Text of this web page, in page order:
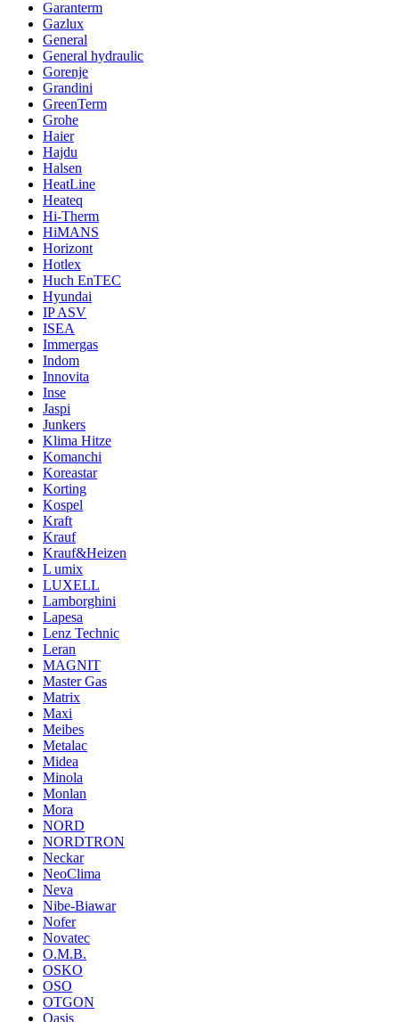
Garanterm
Gazlux
General
General hydraulic
Gorenje
Grandini
GreenTerm
Grohe
Haier
Hajdu
Halsen
HeatLine
Heateq
Hi-Therm
HiMANS
Horizont
Hotlex
Huch EnTEC
Hyundai
IP ASV
ISEA
Immergas
Indom
Innovita
Inse
Jaspi
Junkers
Klima Hitze
Komanchi
Koreastar
Korting
Kospel
Kraft
Krauf
Krauf&Heizen
L umix
LUXELL
Lamborghini
Lapesa
Lenz Technic
Leran
MAGNIT
Master Gas
Matrix
Maxi
Meibes
Metalac
Midea
Minola
Monlan
Mora
NORD
NORDTRON
Neckar
NeoClima
Neva
Nibe-Biawar
Nofer
Novatec
O.M.B.
OSKO
OSO
OTGON
Oasis